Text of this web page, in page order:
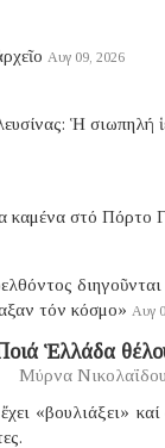
Αυγ 09, 2026
Ἡ σιωπηλή
καμένα στό Πόρτο
τόν κόσμο» Αυγ
Ἑλλάδα
Μύρνα Νικολαΐδου
«βουλιάξει» καί